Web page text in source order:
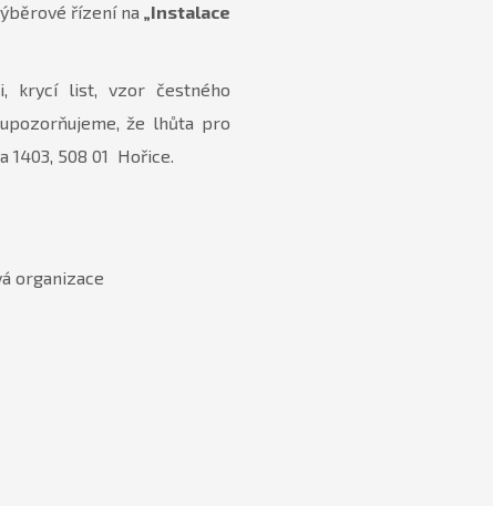
řízení na „Instalace
krycí list, vzor čestného
že lhůta pro
1403, 508 01 Hořice.
organizace